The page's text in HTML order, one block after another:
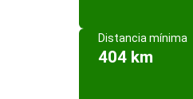
Distancia mínima
404 km